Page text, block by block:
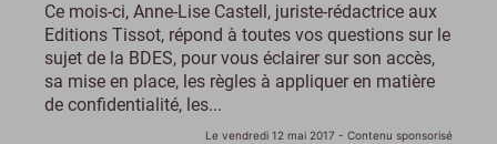
Ce mois-ci, Anne-Lise Castell, juriste-rédactrice aux
Editions Tissot, répond à toutes vos questions sur le
sujet de la BDES, pour vous éclairer sur son accès,
sa mise en place, les règles à appliquer en matière
de confidentialité, les...
Le vendredi 12 mai 2017 - Contenu sponsorisé